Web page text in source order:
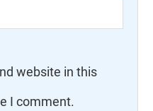
website in this
I comment.